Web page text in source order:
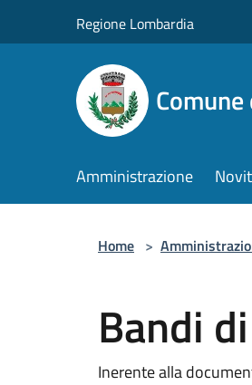
Regione Lombardia
Amministrazione
Home >
Bandi
Inerente alla